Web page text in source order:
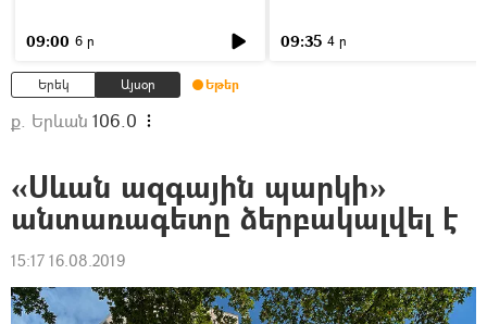
09:00 6 ր 09:35 4 ր
Երեկ Այսօր Եթեր
ք. Երևան 106.0
«Սևան ազգային պարկի»
անտառագետը ձերբակալվել է
15:17 16.08.2019